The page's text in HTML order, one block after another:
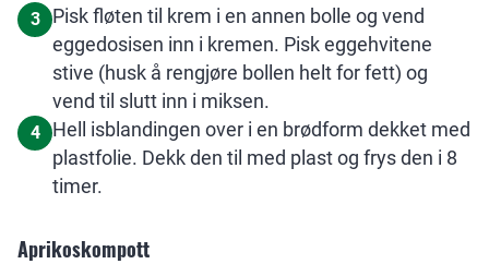
3
Pisk fløten til krem i en annen bolle og vend
eggedosisen inn i kremen. Pisk eggehvitene
stive (husk å rengjøre bollen helt for fett) og
vend til slutt inn i miksen.
4
Hell isblandingen over i en brødform dekket med
plastfolie. Dekk den til med plast og frys den i 8
timer.
Aprikoskompott